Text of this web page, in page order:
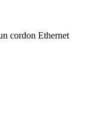
cordon Ethernet